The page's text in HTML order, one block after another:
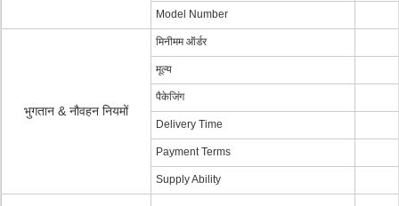
Model Number
भुगतान & नौवहन नियमों
मिनीमम ऑर्डर
मूल्य
पैकेजिंग
Delivery Time
Payment Terms
Supply Ability